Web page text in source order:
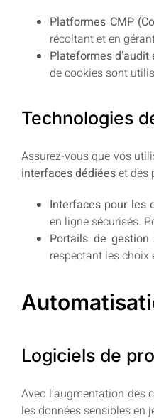
Platformes CMP
récoltant et en
Plateformes d’audit
de cookies sont
Technologies
Assurez-vous que vos
interfaces dédiéeset des
Interfaces pour les
en ligne sécurisés.
Portails de
respectant les choix
Logiciels de
Avec l’augmentation des
les données sensibles en